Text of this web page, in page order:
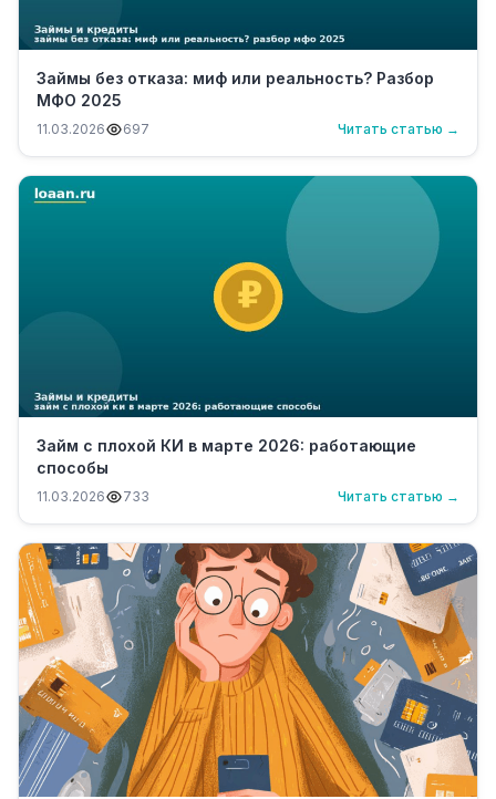
Займы без отказа: миф или реальность? Разбор
МФО 2025
11.03.2026 697 Читать статью →
Займ с плохой КИ в марте 2026: работающие
способы
11.03.2026 733 Читать статью →